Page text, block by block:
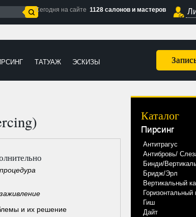
Сегодня на сайте 1128 салонов и мастеров
ТАТУАЖ ЭСКИЗЫ
Каталог
Пирсинг
Антитрагус
Антибровь/
Бинди/
Бридж/Эрл
Вертикальный
Гиш
Дайт
и их решение